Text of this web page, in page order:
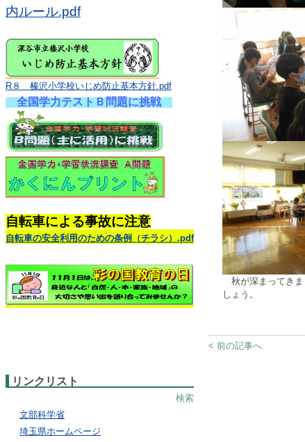
内ルール.pdf
R８ 榛沢小学校いじめ防止基本方針.pdf
全国学力テストＢ問題に挑戦
自転車による事故に注意
自転車の安全利用のための条例（チラシ）.pdf
リンクリスト
検索
文部科学省
埼玉県ホームページ
秋が深まってきま
しょう。
< 前の記事へ